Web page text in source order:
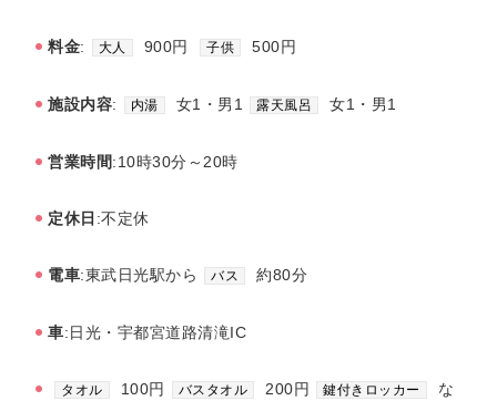
料金: 大人 900円 子供 500円
施設内容: 内湯 女1・男1 露天風呂 女1・男1
営業時間:10時30分～20時
定休日 :不定休
電車:東武日光駅から バス 約80分
車:日光・宇都宮道路清滝IC
タオル 100円 バスタオル 200円 鍵付きロッカー な